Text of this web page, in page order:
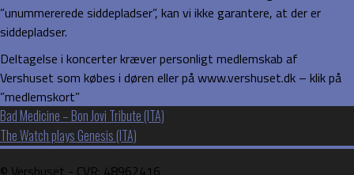
”unummererede siddepladser”, kan vi ikke garantere, at der er
siddepladser.
Deltagelse i koncerter kræver personligt medlemskab af
Vershuset som købes i døren eller på www.vershuset.dk – klik på
”medlemskort”
Indlægsnavigation
Bad Medicine – Bon Jovi Tribute (ITA)
The Watch plays Genesis (ITA)